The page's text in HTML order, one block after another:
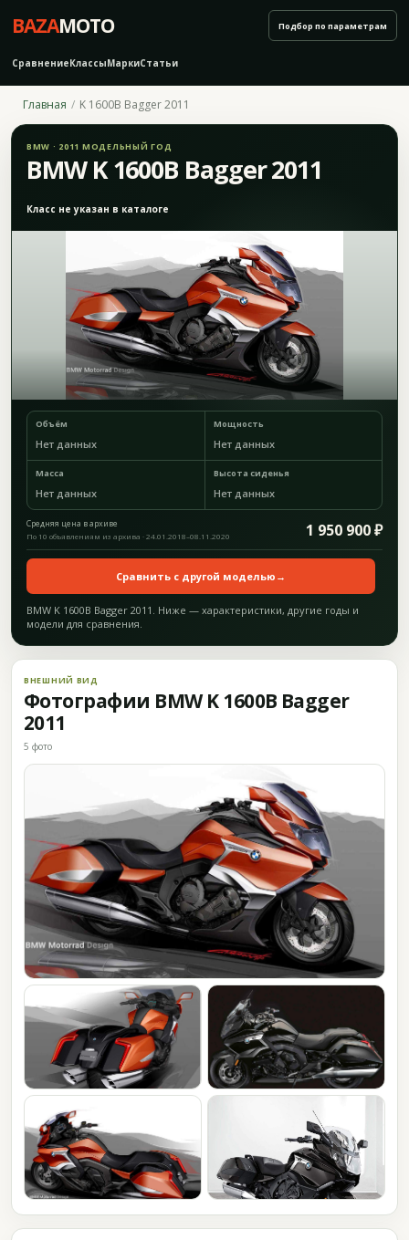
BAZAMOTO
СравнениеКлассыМаркиСтатьи
Подбор по параметрам
Главная K 1600B Bagger 2011
BMW · 2011 МОДЕЛЬНЫЙ ГОД
BMW K 1600B Bagger 2011
Класс не указан в каталоге
Объём
Нет данных
Мощность
Нет данных
Масса
Нет данных
Высота сиденья
Нет данных
Средняя цена в архиве 1 950 900 ₽
По 10 объявлениям из архива · 24.01.2018–08.11.2020
Сравнить с другой моделью →
BMW K 1600B Bagger 2011. Ниже — характеристики, другие годы и
модели для сравнения.
ВНЕШНИЙ ВИД
Фотографии BMW K 1600B Bagger
2011
5 фото